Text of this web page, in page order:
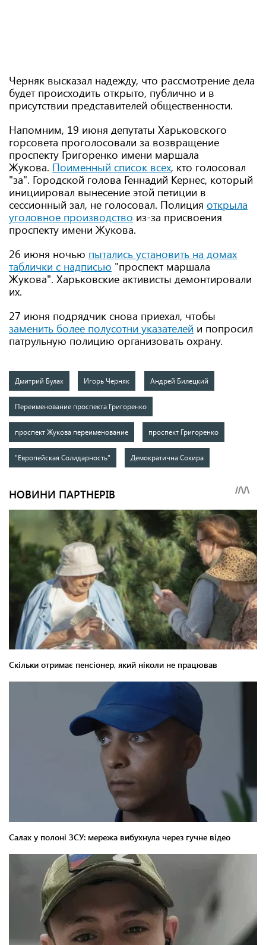
Черняк высказал надежду, что рассмотрение дела
будет происходить открыто, публично и в
присутствии представителей общественности.
Напомним, 19 июня депутаты Харьковского
горсовета проголосовали за возвращение
проспекту Григоренко имени маршала
Жукова. Поименный список всех, кто голосовал
"за". Городской голова Геннадий Кернес, который
инициировал вынесение этой петиции в
сессионный зал, не голосовал. Полиция открыла
уголовное производство из-за присвоения
проспекту имени Жукова.
26 июня ночью пытались установить на домах
таблички с надписью "проспект маршала
Жукова". Харьковские активисты демонтировали
их.
27 июня подрядчик снова приехал, чтобы
заменить более полусотни указателей и попросил
патрульную полицию организовать охрану.
Дмитрий Булах Игорь Черняк Андрей Билецкий
Переименование проспекта Григоренко
проспект Жукова переименование проспект Григоренко
"Европейская Солидарность" Демократична Сокира